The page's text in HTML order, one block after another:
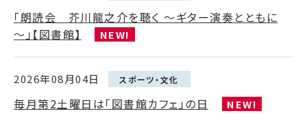
「朗読会 芥川龍之介を聴く ～ギター演奏とともに
～」【図書館】
NEW!
2026年08月04日 スポーツ・文化
毎月第2土曜日は「図書館カフェ」の日 NEW!